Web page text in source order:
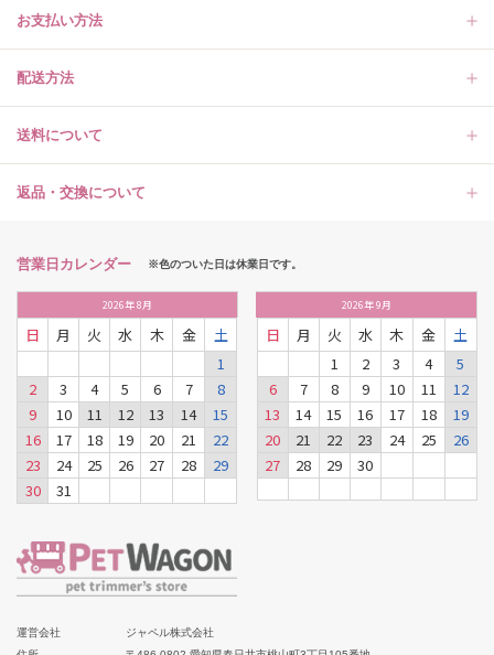
お支払い方法
配送方法
送料について
返品・交換について
営業日カレンダー ※色のついた日は休業日です。
2026年8月
日 月 火 水 木 金
土
1
2
3 4 5 6 7
8
9
10 11 12 13 14
15
16
17 18 19 20 21
22
23
24 25 26 27 28
29
30
31
2026年9月
日 月 火 水 木 金
土
1
2 3 4
5
6
7 8 9 10 11
12
13
14 15 16 17 18
19
20
21 22 23 24 25
26
27
28 29 30
運営会社
ジャペル株式会社